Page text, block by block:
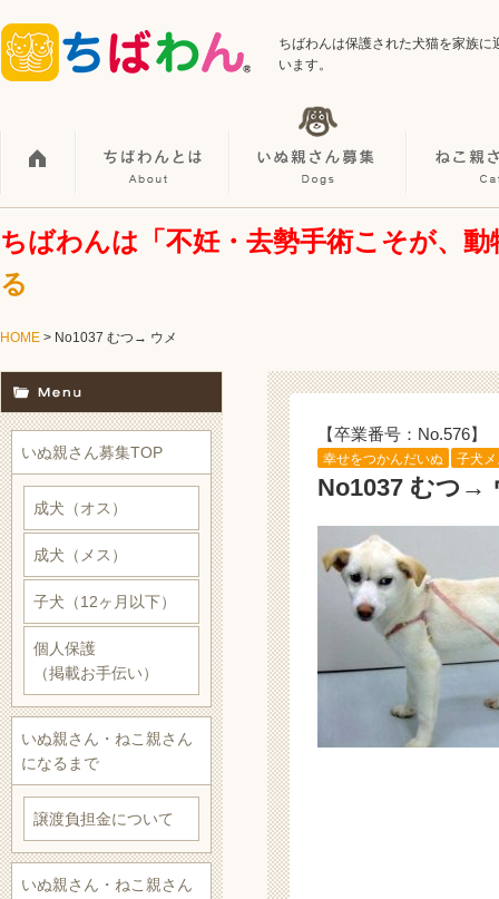
ちばわんは保護された犬猫を家族
います。
ちばわんは「不妊・去勢手術こそが、
る
HOME > No1037 むつ→ ウメ
【卒業番号：No.576】
幸せをつかんだいぬ 子犬
No1037 むつ→
いぬ親さん募集TOP
成犬（オス）
成犬（メス）
子犬（12ヶ月以下）
個人保護
（掲載お手伝い）
いぬ親さん・ねこ親さん
になるまで
譲渡負担金について
いぬ親さん・ねこ親さん